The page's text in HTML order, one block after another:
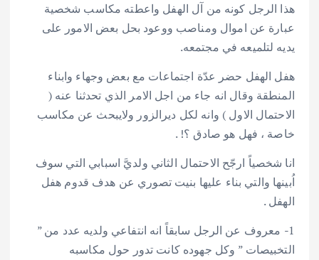
هذا الرجل كونه من آل الهفل واعطته مكاسب شخصية
عبارة عن اموال ومناصب ووعود بحل بعض الامور على
يديه لتلميعه في مجتمعه.
هفل الهفل حضر عدّة اجتماعات مع بعض وجهاء وابناء
المنطقة وقال انه جاء من اجل الامر الذي تحدثنا عنه (
الاحتمال الاول ) وانه لكل ديرالزور ولايبحث عن مكاسب
خاصة ، فهل هو صادق ؟! .
انا شخصياً ارجّح الاحتمال الثاني ولديَّ اسبابي التي سوف
اُبينها والتي بناء عليها بنيت تصوري عن هدف قدوم هفل
الهفل .
1- معروف عن الرجل سابقاً انه انتفاعي ولديه عدد من ”
التخبيصات ” وكل جهوده كانت تدور حول مكاسبه